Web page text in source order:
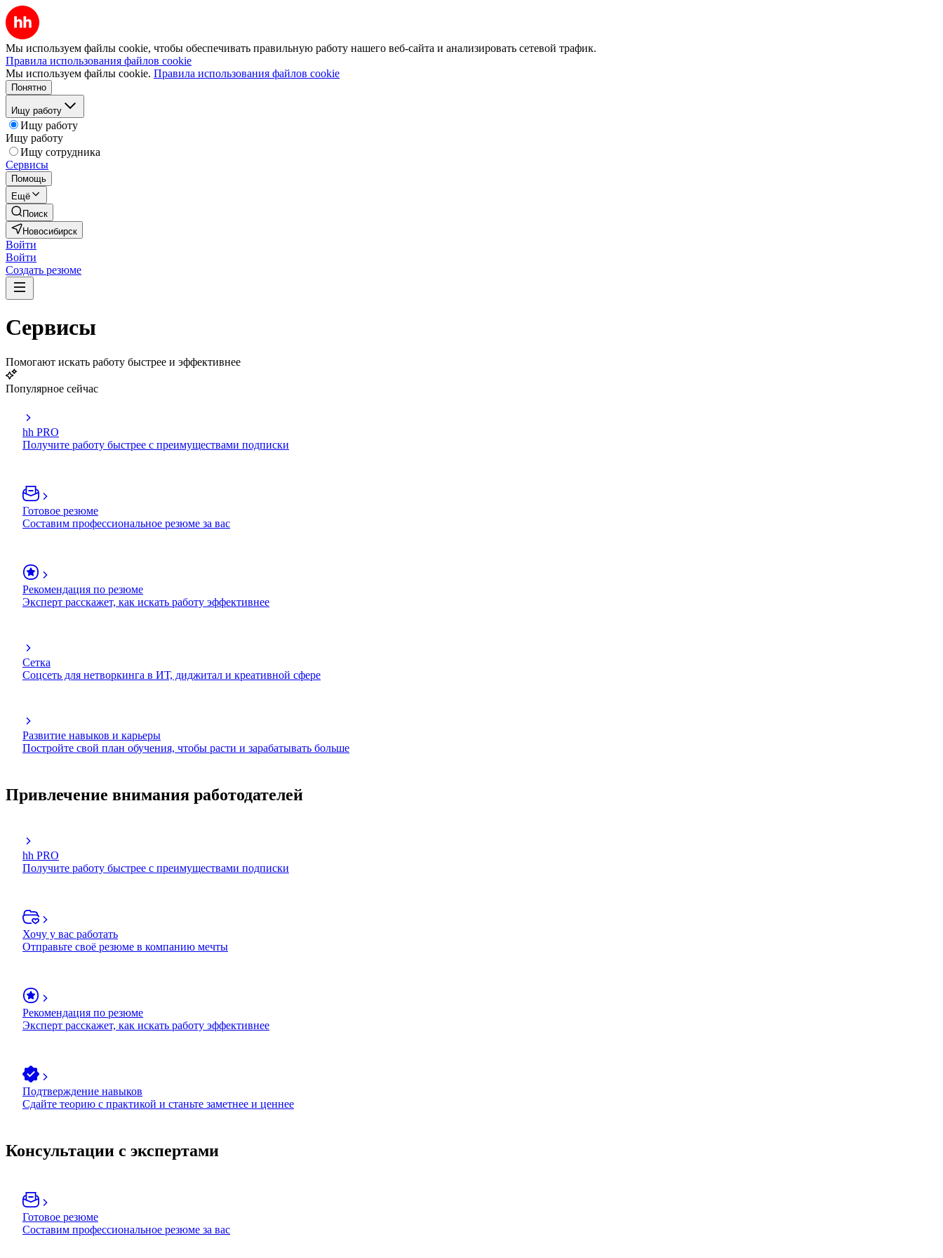
Мы используем файлы cookie, чтобы обеспечивать правильную работу нашего веб-сайта и анализировать сетевой трафик.
Правила использования файлов cookie
Мы используем файлы cookie. Правила использования файлов cookie
Понятно
Ищу работу
Ищу работу
Ищу работу
Ищу сотрудника
Сервисы
Помощь
Ещё
Поиск
Новосибирск
Войти
Войти
Создать резюме
Сервисы
Помогают искать работу быстрее и эффективнее
Популярное сейчас
hh PRO
Получите работу быстрее с преимуществами подписки
Готовое резюме
Составим профессиональное резюме за вас
Рекомендация по резюме
Эксперт расскажет, как искать работу эффективнее
Сетка
Соцсеть для нетворкинга в ИТ, диджитал и креативной сфере
Развитие навыков и карьеры
Постройте свой план обучения, чтобы расти и зарабатывать больше
Привлечение внимания работодателей
hh PRO
Получите работу быстрее с преимуществами подписки
Хочу у вас работать
Отправьте своё резюме в компанию мечты
Рекомендация по резюме
Эксперт расскажет, как искать работу эффективнее
Подтверждение навыков
Сдайте теорию с практикой и станьте заметнее и ценнее
Консультации с экспертами
Готовое резюме
Составим профессиональное резюме за вас